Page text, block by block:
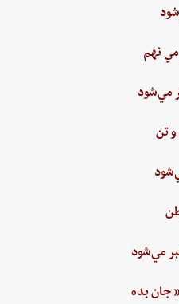
نهم‌
مي‌شود
تن
مي‌شود
جان ‌بده‌